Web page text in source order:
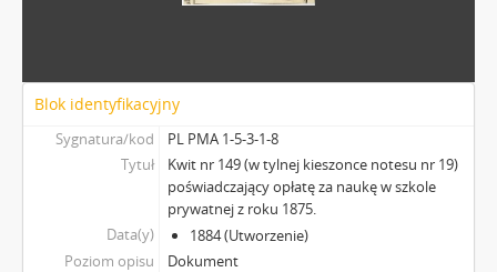
Blok identyfikacyjny
Sygnatura/kod
PL PMA 1-5-3-1-8
Tytuł
Kwit nr 149 (w tylnej kieszonce notesu nr 19)
poświadczający opłatę za naukę w szkole
prywatnej z roku 1875.
Data(y)
1884 (Utworzenie)
Poziom opisu
Dokument